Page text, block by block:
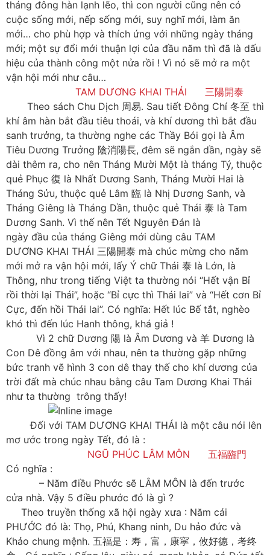
tháng đông hàn lạnh lẽo, thì con người cũng nên có
cuộc sống mới, nếp sống mới, suy nghĩ mới, làm ăn
mới… cho phù hợp và thích ứng với những ngày tháng
mới; một sự đổi mới thuận lợi của đầu năm thì đã là dấu
hiệu của thành công một nửa rồi ! Vì nó sẽ mở ra một
vận hội mới như câu…
TAM DƯƠNG KHAI THÁI 三陽開泰
Theo sách Chu Dịch 周易. Sau tiết Đông Chí 冬至 thì
khí âm hàn bắt đầu tiêu thoái, và khí dương thì bắt đầu
sanh trưởng, ta thường nghe các Thầy Bói gọi là Âm
Tiêu Dương Trưởng 陰消陽長, đêm sẽ ngắn dần, ngày sẽ
dài thêm ra, cho nên Tháng Mười Một là tháng Tý, thuộc
quẻ Phục 復 là Nhất Dương Sanh, Tháng Mười Hai là
Tháng Sửu, thuộc quẻ Lâm 臨 là Nhị Dương Sanh, và
Tháng Giêng là Tháng Dần, thuộc quẻ Thái 泰 là Tam
Dương Sanh. Vì thế nên Tết Nguyên Đán là
ngày đầu của tháng Giêng mới dùng câu TAM
DƯƠNG KHAI THÁI 三陽開泰 mà chúc mừng cho năm
mới mở ra vận hội mới, lấy Ý chữ Thái 泰 là Lớn, là
Thông, như trong tiếng Việt ta thường nói “Hết vận Bỉ
rồi thời lại Thái”, hoặc “Bỉ cực thì Thái lai” và “Hết cơn Bỉ
Cực, đến hồi Thái lai”. Có nghĩa: Hết lúc Bế tắt, nghèo
khó thì đến lúc Hanh thông, khá giả !
Vì 2 chữ Dương 陽 là Âm Dương và 羊 Dương là
Con Dê đồng âm với nhau, nên ta thường gặp những
bức tranh vẽ hình 3 con dê thay thế cho khí dương của
trời đất mà chúc nhau bằng câu Tam Dương Khai Thái
như ta thường trông thấy!
Đối với TAM DƯƠNG KHAI THÁI là một câu nói lên
mơ ước trong ngày Tết, đó là :
NGŨ PHÚC LÂM MÔN 五福臨門
Có nghĩa :
– Năm điều Phước sẽ LÂM MÔN là đến trước
cửa nhà. Vậy 5 điều phước đó là gì ?
Theo truyền thống xã hội ngày xưa : Năm cái
PHƯỚC đó là: Thọ, Phú, Khang ninh, Du hảo đức và
Khảo chung mệnh. 五福是：寿，富，康寜，攸好德，考终